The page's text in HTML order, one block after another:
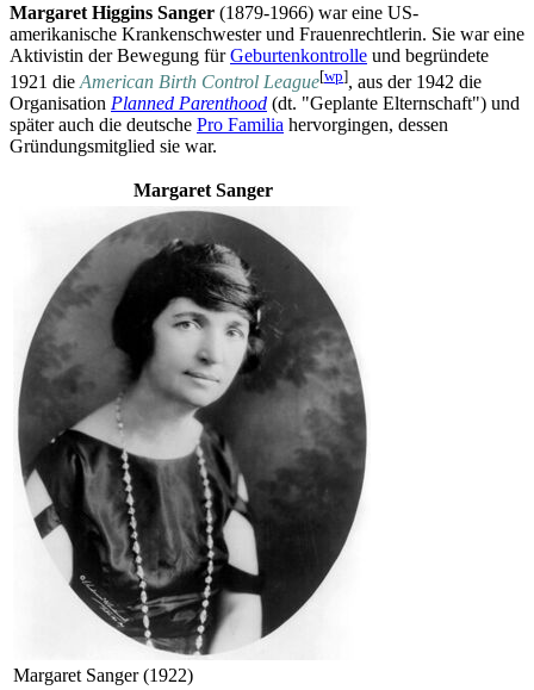
Margaret Higgins Sanger (1879-1966) war eine US-
amerikanische Kranken­schwester und Frauen­rechtlerin. Sie war eine
Aktivistin der Bewegung fürGeburtenkontrolle und begründete
1921 die American Birth Control League[wp], aus der 1942 die
Organisation Planned Parenthood (dt. "Geplante Elternschaft") und
später auch die deutsche Pro Familia hervorgingen, dessen
Gründungs­mitglied sie war.
Margaret Sanger
Margaret Sanger (1922)